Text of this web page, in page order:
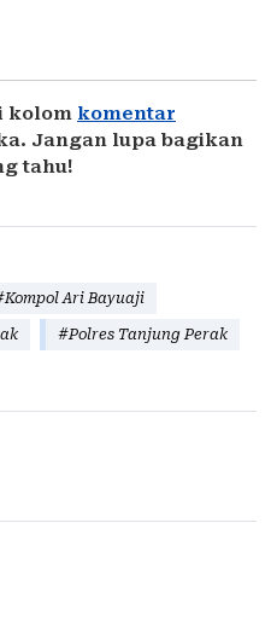
kolom komentar
Jangan lupa bagikan
tahu!
Ari Bayuaji
#Polres Tanjung Perak